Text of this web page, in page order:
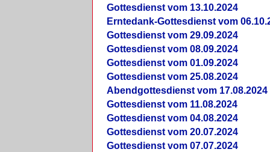
Gottesdienst vom 13.10.2024
Erntedank-Gottesdienst vom
Gottesdienst vom 29.09.2024
Gottesdienst vom 08.09.2024
Gottesdienst vom 01.09.2024
Gottesdienst vom 25.08.2024
Abendgottesdienst vom 17.08.2024
Gottesdienst vom 11.08.2024
Gottesdienst vom 04.08.2024
Gottesdienst vom 20.07.2024
Gottesdienst vom 07.07.2024